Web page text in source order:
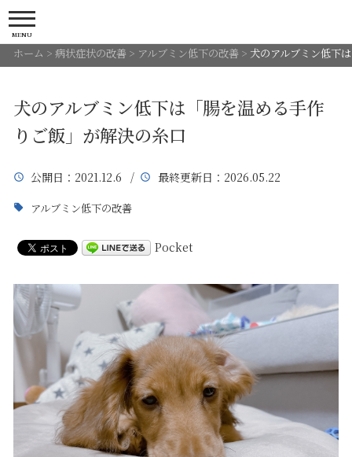
MENU
ホーム > 病状症状の改善 > アルブミン低下の改善 > 犬のアルブミン低下
犬のアルブミン低下は「腸を温める手作
りご飯」が解決の糸口
公開日 ：2021.12.6 / 最終更新日 ：2026.05.22
アルブミン低下の改善
Pocket